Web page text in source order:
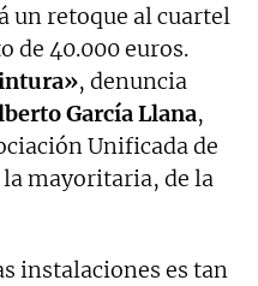
un retoque al cuartel
de 40.000 euros.
, denuncia
García Llana,
Unificada de
la mayoritaria, de la
instalaciones es tan